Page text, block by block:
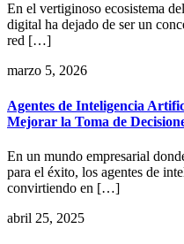
En el vertiginoso ecosistema
digital ha dejado de ser un
red […]
marzo 5, 2026
Agentes de Inteligencia
Mejorar la Toma de
En un mundo empresarial
para el éxito, los agentes de
convirtiendo en […]
abril 25, 2025